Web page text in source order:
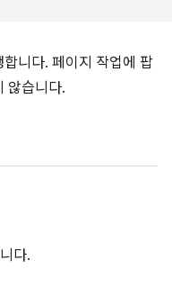
니다. 페이지 작업에 팝
않습니다.
다.